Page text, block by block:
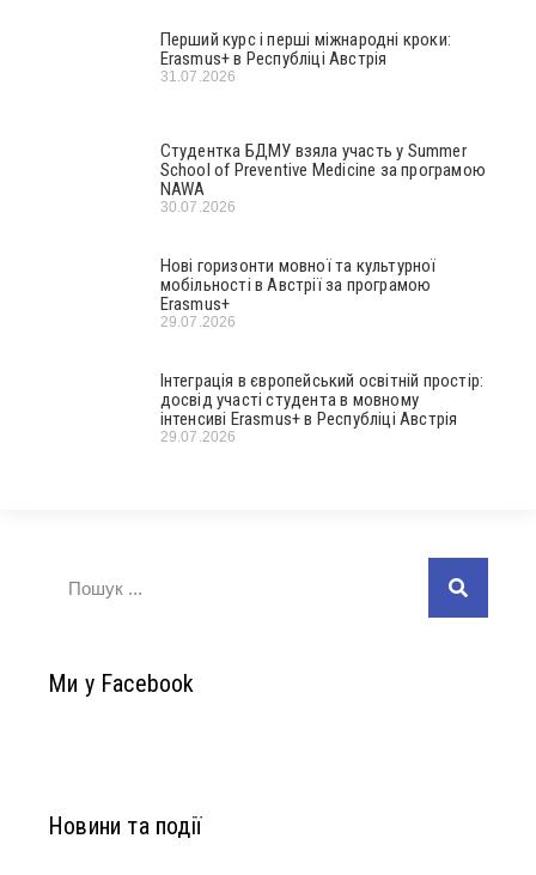
Перший курс і перші міжнародні кроки:
Erasmus+ в Республіці Австрія
31.07.2026
Студентка БДМУ взяла участь у Summer
School of Preventive Medicine за програмою
NAWA
30.07.2026
Нові горизонти мовної та культурної
мобільності в Австрії за програмою
Erasmus+
29.07.2026
Інтеграція в європейський освітній простір:
досвід участі студента в мовному
інтенсиві Erasmus+ в Республіці Австрія
29.07.2026
Ми у Facebook
Новини та події